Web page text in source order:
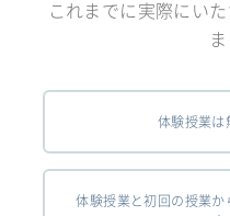
これまでに実際にい
体験授業は
体験授業と初回の授業か